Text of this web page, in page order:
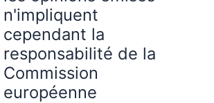
n'impliquent
cependant la
responsabilité de la
Commission
européenne